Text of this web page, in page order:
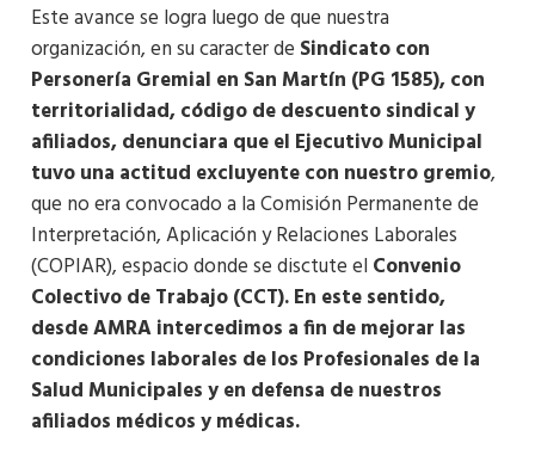
Este avance se logra luego de que nuestra
organización, en su caracter de Sindicato con
Personería Gremial en San Martín (PG 1585), con
territorialidad, código de descuento sindical y
afiliados, denunciara que el Ejecutivo Municipal
tuvo una actitud excluyente con nuestro gremio,
que no era convocado a la Comisión Permanente de
Interpretación, Aplicación y Relaciones Laborales
(COPIAR), espacio donde se disctute el Convenio
Colectivo de Trabajo (CCT). En este sentido,
desde AMRA intercedimos a fin de mejorar las
condiciones laborales de los Profesionales de la
Salud Municipales y en defensa de nuestros
afiliados médicos y médicas.